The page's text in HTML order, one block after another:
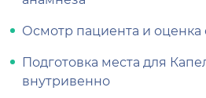
Осмотр пациента и оценка
Подготовка места для
внутривенно